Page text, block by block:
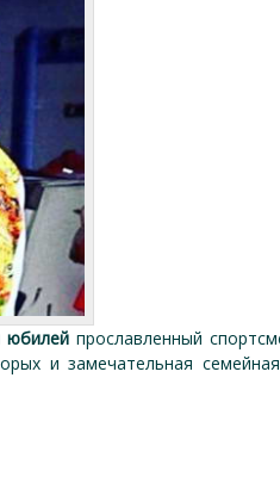
юбилейпрославленный
и замечательная